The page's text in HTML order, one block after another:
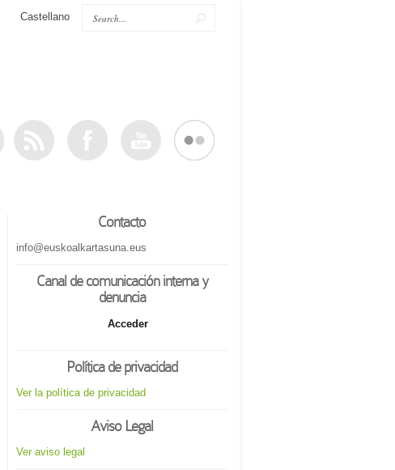
Castellano
Contacto
info@euskoalkartasuna.eus
Canal de comunicación interna y
denuncia
Acceder
Política de privacidad
Ver la política de privacidad
Aviso Legal
Ver aviso legal